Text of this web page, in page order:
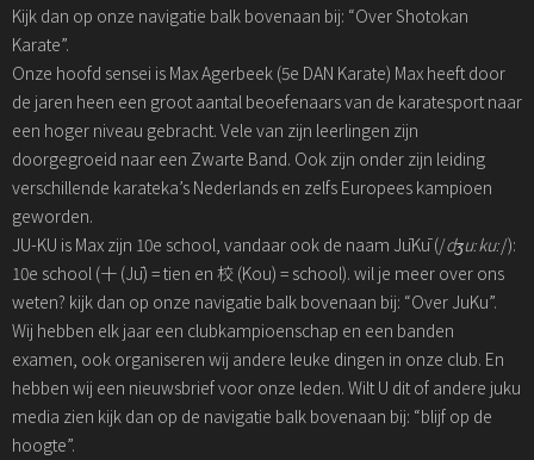
Kijk dan op onze navigatie balk bovenaan bij: “Over Shotokan
Karate”.
Onze hoofd sensei is Max Agerbeek (5e DAN Karate) Max heeft door
de jaren heen een groot aantal beoefenaars van de karatesport naar
een hoger niveau gebracht. Vele van zijn leerlingen zijn
doorgegroeid naar een Zwarte Band. Ook zijn onder zijn leiding
verschillende karateka’s Nederlands en zelfs Europees kampioen
geworden.
JU-KU is Max zijn 10e school, vandaar ook de naam JūKū (/dʒuːkuː/):
10e school (十 (Jū) = tien en 校 (Kou) = school). wil je meer over ons
weten? kijk dan op onze navigatie balk bovenaan bij: “Over JuKu”.
Wij hebben elk jaar een clubkampioenschap en een banden
examen, ook organiseren wij andere leuke dingen in onze club. En
hebben wij een nieuwsbrief voor onze leden. Wilt U dit of andere juku
media zien kijk dan op de navigatie balk bovenaan bij: “blijf op de
hoogte”.